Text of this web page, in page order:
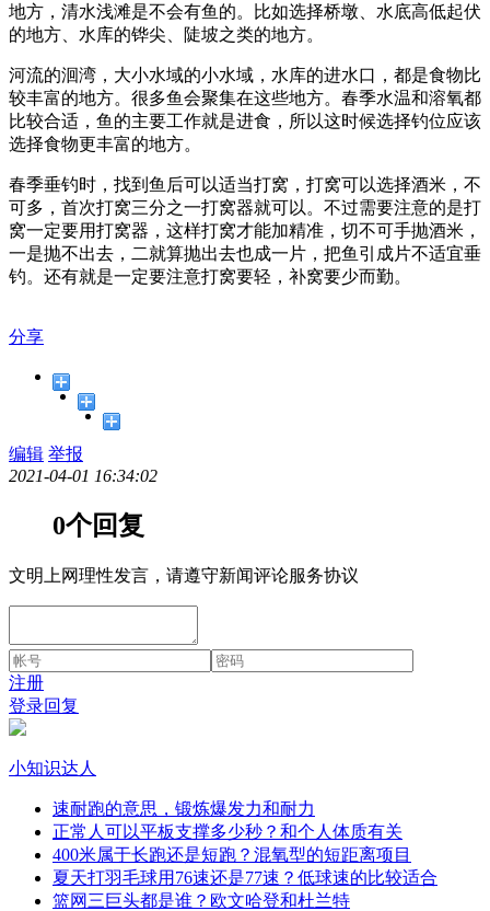
地方，清水浅滩是不会有鱼的。比如选择桥墩、水底高低起伏
的地方、水库的铧尖、陡坡之类的地方。
河流的洄湾，大小水域的小水域，水库的进水口，都是食物比
较丰富的地方。很多鱼会聚集在这些地方。春季水温和溶氧都
比较合适，鱼的主要工作就是进食，所以这时候选择钓位应该
选择食物更丰富的地方。
春季垂钓时，找到鱼后可以适当打窝，打窝可以选择酒米，不
可多，首次打窝三分之一打窝器就可以。不过需要注意的是打
窝一定要用打窝器，这样打窝才能加精准，切不可手抛酒米，
一是抛不出去，二就算抛出去也成一片，把鱼引成片不适宜垂
钓。还有就是一定要注意打窝要轻，补窝要少而勤。
分享
编辑 举报
2021-04-01 16:34:02
0个回复
文明上网理性发言，请遵守新闻评论服务协议
注册
登录回复
小知识达人
速耐跑的意思，锻炼爆发力和耐力
正常人可以平板支撑多少秒？和个人体质有关
400米属于长跑还是短跑？混氧型的短距离项目
夏天打羽毛球用76速还是77速？低球速的比较适合
篮网三巨头都是谁？欧文哈登和杜兰特